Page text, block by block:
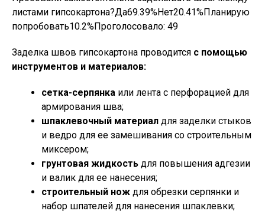
листами гипсокартона?Да69.39%Нет20.41%Планирую
попробовать10.2%Проголосовало: 49
Заделка швов гипсокартона проводится с помощью
инструментов и материалов:
сетка-серпянка или лента с перфорацией для
армирования шва;
шпаклевочный материал для заделки стыков
и ведро для ее замешивания со строительным
миксером;
грунтовая жидкость для повышения адгезии
и валик для ее нанесения;
строительный нож для обрезки серпянки и
набор шпателей для нанесения шпаклевки;